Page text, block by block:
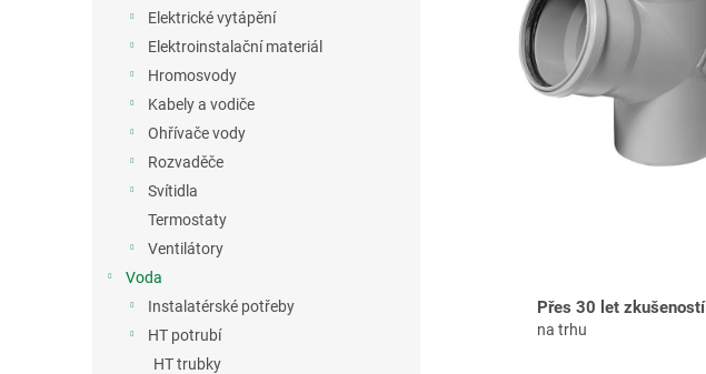
Elektrické vytápění
Elektroinstalační materiál
Hromosvody
Kabely a vodiče
Ohřívače vody
Rozvaděče
Svítidla
Termostaty
Ventilátory
Voda
Instalatérské potřeby
HT potrubí
HT trubky
Přes 30 let zkušeností
na trhu